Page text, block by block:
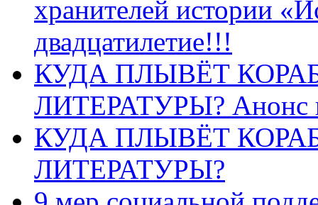
хранителей истории
двадцатилетие!!!
КУДА ПЛЫВЁТ
ЛИТЕРАТУРЫ? Анонс
КУДА ПЛЫВЁТ
ЛИТЕРАТУРЫ?